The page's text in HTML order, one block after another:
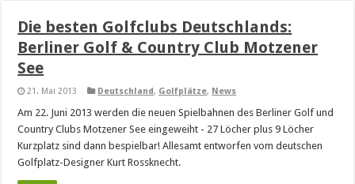
Die besten Golfclubs Deutschlands:
Berliner Golf & Country Club Motzener
See
21. Mai 2013 Deutschland, Golfplätze, News
Am 22. Juni 2013 werden die neuen Spielbahnen des Berliner Golf und
Country Clubs Motzener See eingeweiht - 27 Löcher plus 9 Löcher
Kurzplatz sind dann bespielbar! Allesamt entworfen vom deutschen
Golfplatz-Designer Kurt Rossknecht.